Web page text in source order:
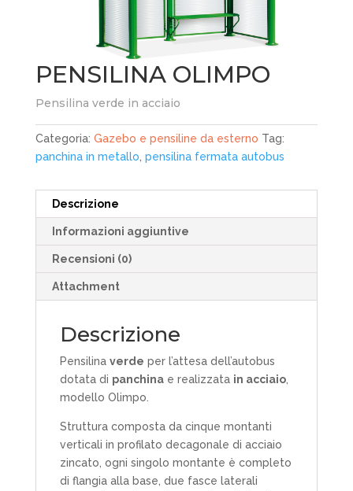
PENSILINA OLIMPO
Pensilina verde in acciaio
Categoria: Gazebo e pensiline da esterno Tag:
panchina in metallo pensilina fermata autobus
Descrizione
Informazioni aggiuntive
Recensioni (0)
Attachment
Descrizione
Pensilina verde per l’attesa dell’autobus
dotata di panchinae realizzata in acciaio,
modello Olimpo.
Struttura composta da cinque montanti
verticali in profilato decagonale di acciaio
zincato, ogni singolo montante è completo
di flangia alla base, due fasce laterali